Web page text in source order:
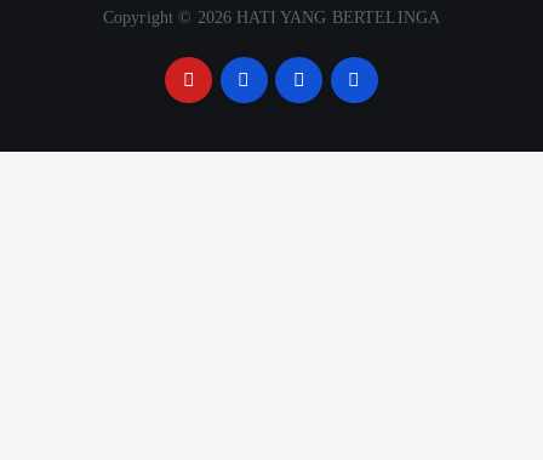
Copyright © 2026 HATI YANG BERTELINGA